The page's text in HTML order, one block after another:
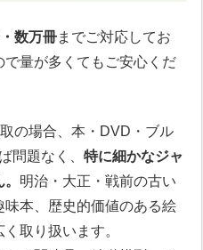
数万冊までご対応してお
で量が多くてもご安心くだ
の場合、本・DVD・ブル
問題なく、特に細かなジャ
明治・大正・戦前の古い
本、歴史的価値のある絵
取り扱います。